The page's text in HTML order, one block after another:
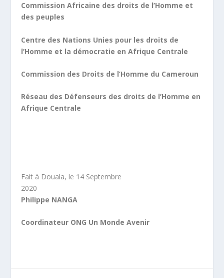
Commission Africaine des droits de l’Homme et
des peuples
Centre des Nations Unies pour les droits de
l’Homme et la démocratie en Afrique Centrale
Commission des Droits de l’Homme du Cameroun
Réseau des Défenseurs des droits de l’Homme en
Afrique Centrale
Fait à Douala, le 14 Septembre
2020
Philippe NANGA
Coordinateur ONG Un Monde Avenir